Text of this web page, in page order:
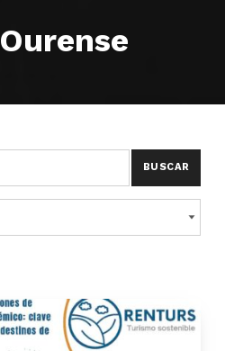
Ourense